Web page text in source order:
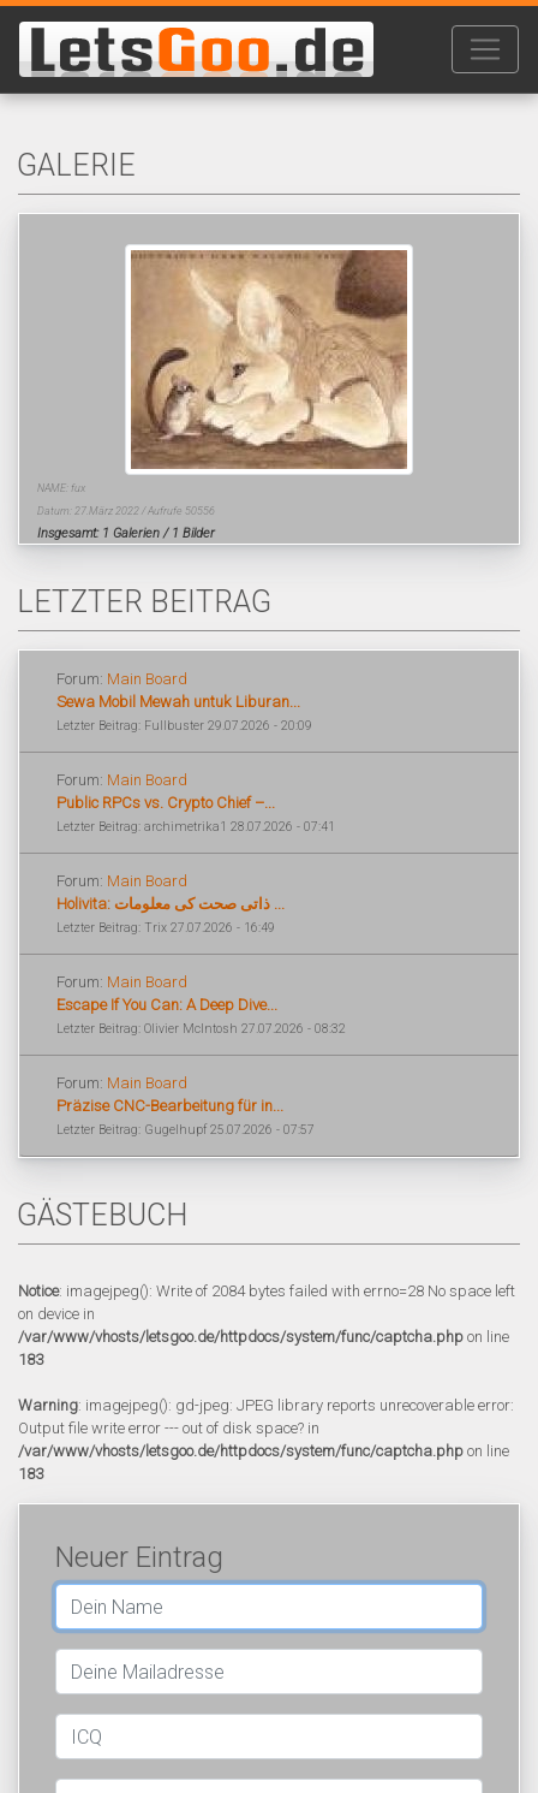
GALERIE
NAME: fux
Datum: 27.März 2022 / Aufrufe 50556
Insgesamt: 1 Galerien / 1 Bilder
LETZTER BEITRAG
Forum: Main Board
Sewa Mobil Mewah untuk Liburan...
Letzter Beitrag: Fullbuster 29.07.2026 - 20:09
Forum: Main Board
Public RPCs vs. Crypto Chief –...
Letzter Beitrag: archimetrika1 28.07.2026 - 07:41
Forum: Main Board
Holivita: ذاتی صحت کی معلومات ...
Letzter Beitrag: Trix 27.07.2026 - 16:49
Forum: Main Board
Escape If You Can: A Deep Dive...
Letzter Beitrag: Olivier McIntosh 27.07.2026 - 08:32
Forum: Main Board
Präzise CNC-Bearbeitung für in...
Letzter Beitrag: Gugelhupf 25.07.2026 - 07:57
GÄSTEBUCH
Notice: imagejpeg(): Write of 2084 bytes failed with errno=28 No space left
on device in
/var/www/vhosts/letsgoo.de/httpdocs/system/func/captcha.php on line
183
Warning: imagejpeg(): gd-jpeg: JPEG library reports unrecoverable error:
Output file write error --- out of disk space? in
/var/www/vhosts/letsgoo.de/httpdocs/system/func/captcha.php on line
183
Neuer Eintrag